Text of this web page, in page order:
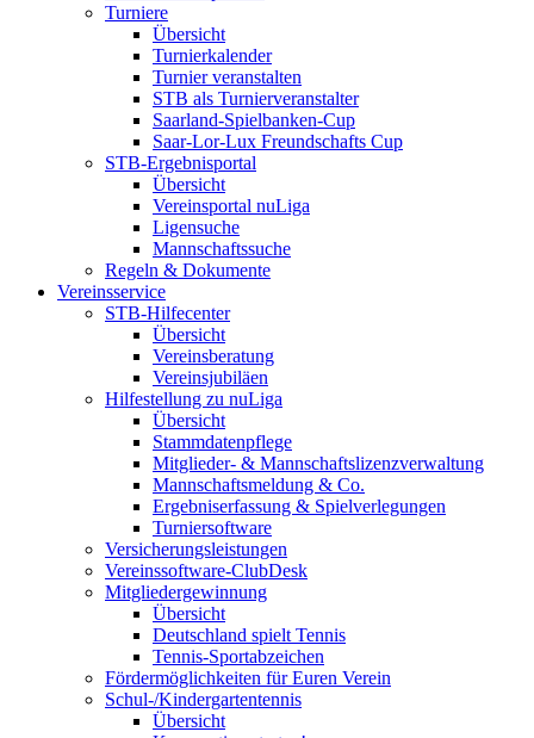
Turniere
Übersicht
Turnierkalender
Turnier veranstalten
STB als Turnierveranstalter
Saarland-Spielbanken-Cup
Saar-Lor-Lux Freundschafts Cup
STB-Ergebnisportal
Übersicht
Vereinsportal nuLiga
Ligensuche
Mannschaftssuche
Regeln & Dokumente
Vereinsservice
STB-Hilfecenter
Übersicht
Vereinsberatung
Vereinsjubiläen
Hilfestellung zu nuLiga
Übersicht
Stammdatenpflege
Mitglieder- & Mannschaftslizenzverwaltung
Mannschaftsmeldung & Co.
Ergebniserfassung & Spielverlegungen
Turniersoftware
Versicherungsleistungen
Vereinssoftware-ClubDesk
Mitgliedergewinnung
Übersicht
Deutschland spielt Tennis
Tennis-Sportabzeichen
Fördermöglichkeiten für Euren Verein
Schul-/Kindergartentennis
Übersicht